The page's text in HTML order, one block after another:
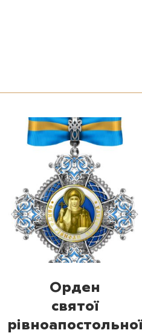
Орден
святої
рівноапостольної